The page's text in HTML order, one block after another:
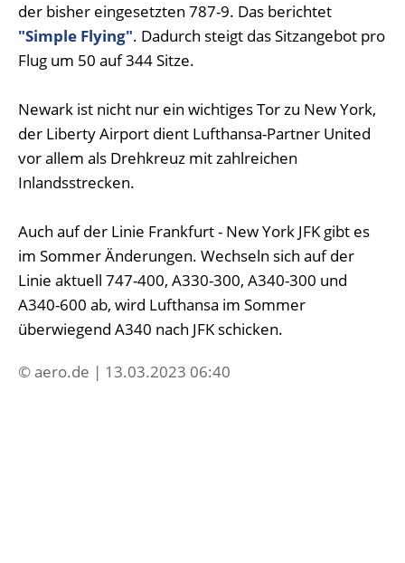
der bisher eingesetzten 787-9. Das berichtet
"Simple Flying". Dadurch steigt das Sitzangebot pro
Flug um 50 auf 344 Sitze.
Newark ist nicht nur ein wichtiges Tor zu New York,
der Liberty Airport dient Lufthansa-Partner United
vor allem als Drehkreuz mit zahlreichen
Inlandsstrecken.
Auch auf der Linie Frankfurt - New York JFK gibt es
im Sommer Änderungen. Wechseln sich auf der
Linie aktuell 747-400, A330-300, A340-300 und
A340-600 ab, wird Lufthansa im Sommer
überwiegend A340 nach JFK schicken.
© aero.de | 13.03.2023 06:40